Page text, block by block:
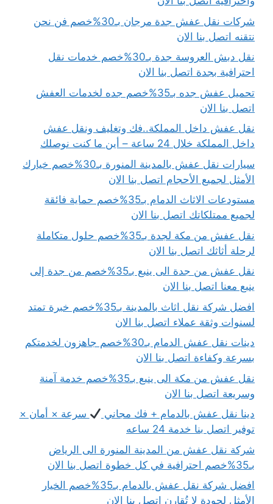
شركات نقل عفش جدة مرجان بـ30%خصم فن نحن
نتقنه اتصل بنا الان
نقل دبش العروسة جدة بـ30%خصم خدمات نقل
احترافية بجدة اتصل بنا الان
تحميل عفش جده بـ35%خصم جده لخدمات العفش
اتصل بنا الان
نقل عفش داخل المملكة..فك وتغليف ونقل عفش
داخل المملكة خلال 24 ساعة – أين ما كنت نوصلك
سيارات نقل عفش بالمدينة المنورة بـ30%خصم خيارك
الأمثل لجميع الأحجام اتصل بنا الان
مستودعات الاثاث الدمام بـ35%خصم حماية فائقة
لجميع ممتلكاتك اتصل بنا الان
نقل عفش من مكة لجدة بـ35%خصم حلول متكاملة
لرحلة أثاثك اتصل بنا الان
نقل عفش من جدة الى ينبع بـ35%خصم من جدة إلى
ينبع معنا اتصل بنا الان
افضل شركة نقل اثاث بالمدينة بـ35%خصم خبرة تمتد
لسنوات وثقة عملاء اتصل بنا الان
دينات نقل عفش الدمام بـ30%خصم جاهزون لخدمتكم
بسرعة وكفاءة اتصل بنا الان
نقل عفش من مكة الى ينبع بـ35%خصم خدمة آمنة
وسريعة اتصل بنا الان
دينا نقل عفش بالدمام + فك مجاني
سرعة × أمان ×
توفير اتصل بنا خدمة 24 ساعه
شركة نقل عفش من المدينة المنورة الى الرياض
بـ35%خصم احترافية في كل خطوة اتصل بنا الان
افضل شركة نقل عفش بالدمام بـ35%خصم الخيار
الأمثل لجودة لا تُقارن اتصل بنا الان